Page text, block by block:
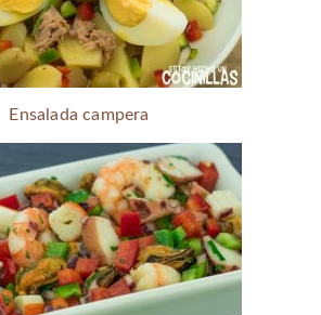
Ensalada campera